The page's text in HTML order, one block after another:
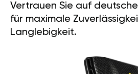
Vertrauen Sie auf
für maximale
Langlebigkeit.